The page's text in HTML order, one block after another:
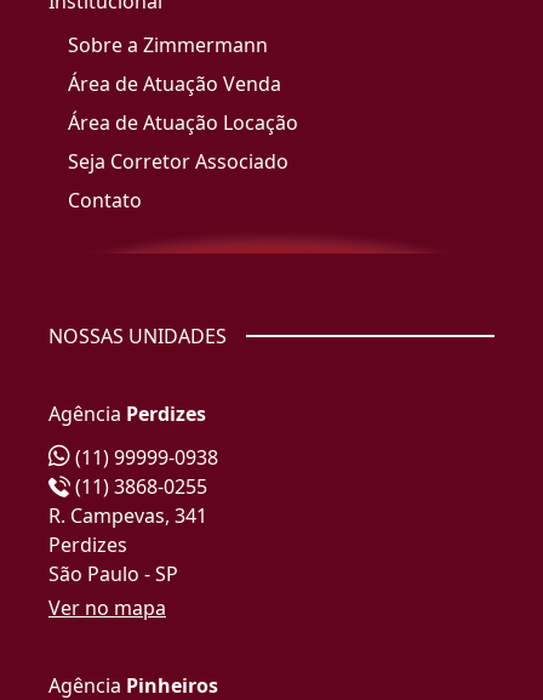
Sobre a Zimmermann
Área de Atuação Venda
Área de Atuação Locação
Seja Corretor Associado
Contato
NOSSAS UNIDADES
Agência Perdizes
(11) 99999-0938
(11) 3868-0255
R. Campevas, 341
Perdizes
São Paulo - SP
Ver no mapa
Agência Pinheiros